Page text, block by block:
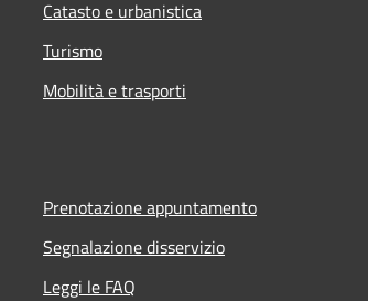
Catasto e urbanistica
Turismo
Mobilità e trasporti
Prenotazione appuntamento
Segnalazione disservizio
Leggi le FAQ